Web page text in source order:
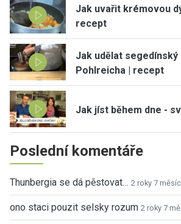
Jak uvařit krémovou
recept
Jak udělat segedínský
Pohlreicha | recept
Jak jíst během dne -
Poslední komentáře
Thunbergia se dá pěstovat… 2 roky 7
ono staci pouzit selsky rozum 2 roky 7